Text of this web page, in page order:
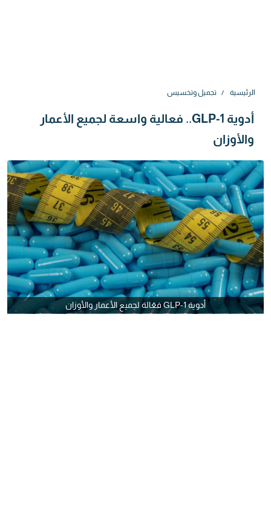
الرئيسية تجميل وتخسيس
أدوية GLP-1.. فعالية واسعة لجميع الأعمار
والأوزان
أدوية GLP-1 فعّالة لجميع الأعمار والأوزان